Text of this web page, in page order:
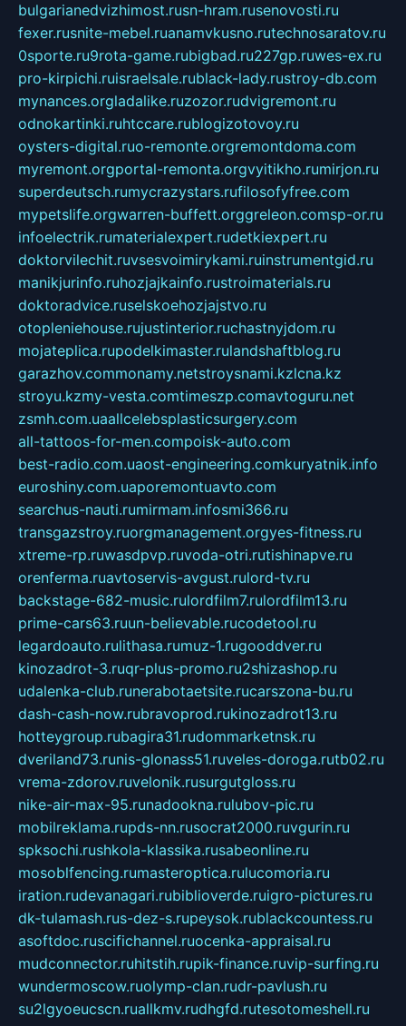
bulgarianedvizhimost.rusn-hram.rusenovosti.ru
fexer.rusnite-mebel.ruanamvkusno.rutechnosaratov.ru
0sporte.ru9rota-game.rubigbad.ru227gp.ruwes-ex.ru
pro-kirpichi.ruisraelsale.rublack-lady.rustroy-db.com
mynances.orgladalike.ruzozor.rudvigremont.ru
odnokartinki.ruhtccare.rublogizotovoy.ru
oysters-digital.ruo-remonte.orgremontdoma.com
myremont.orgportal-remonta.orgvyitikho.rumirjon.ru
superdeutsch.rumycrazystars.rufilosofyfree.com
mypetslife.orgwarren-buffett.orggreleon.comsp-or.ru
infoelectrik.rumaterialexpert.rudetkiexpert.ru
doktorvilechit.ruvsesvoimirykami.ruinstrumentgid.ru
manikjurinfo.ruhozjajkainfo.rustroimaterials.ru
doktoradvice.ruselskoehozjajstvo.ru
otopleniehouse.rujustinterior.ruchastnyjdom.ru
mojateplica.rupodelkimaster.rulandshaftblog.ru
garazhov.commonamy.netstroysnami.kzlcna.kz
stroyu.kzmy-vesta.comtimeszp.comavtoguru.net
zsmh.com.uaallcelebsplasticsurgery.com
all-tattoos-for-men.compoisk-auto.com
best-radio.com.uaost-engineering.comkuryatnik.info
euroshiny.com.uaporemontuavto.com
searchus-nauti.rumirmam.infosmi366.ru
transgazstroy.ruorgmanagement.orgyes-fitness.ru
xtreme-rp.ruwasdpvp.ruvoda-otri.rutishinapve.ru
orenferma.ruavtoservis-avgust.rulord-tv.ru
backstage-682-music.rulordfilm7.rulordfilm13.ru
prime-cars63.ruun-believable.rucodetool.ru
legardoauto.rulithasa.rumuz-1.rugooddver.ru
kinozadrot-3.ruqr-plus-promo.ru2shizashop.ru
udalenka-club.runerabotaetsite.rucarszona-bu.ru
dash-cash-now.rubravoprod.rukinozadrot13.ru
hotteygroup.rubagira31.rudommarketnsk.ru
dveriland73.runis-glonass51.ruveles-doroga.rutb02.ru
vrema-zdorov.ruvelonik.rusurgutgloss.ru
nike-air-max-95.runadookna.rulubov-pic.ru
mobilreklama.rupds-nn.rusocrat2000.ruvgurin.ru
spksochi.rushkola-klassika.rusabeonline.ru
mosoblfencing.rumasteroptica.rulucomoria.ru
iration.rudevanagari.rubiblioverde.ruigro-pictures.ru
dk-tulamash.rus-dez-s.rupeysok.rublackcountess.ru
asoftdoc.ruscifichannel.ruocenka-appraisal.ru
mudconnector.ruhitstih.rupik-finance.ruvip-surfing.ru
wundermoscow.ruolymp-clan.rudr-pavlush.ru
su2lgyoeucscn.ruallkmv.rudhgfd.rutesotomeshell.ru